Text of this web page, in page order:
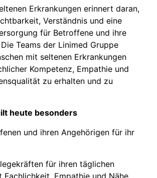
Erkrankungen erinnert daran,
Verständnis und eine
für Betroffene und ihre
Teams der Linimed Gruppe
mit seltenen Erkrankungen
Kompetenz, Empathie und
zu erhalten und zu
heute besonders
und ihren Angehörigen für ihr
für ihren täglichen